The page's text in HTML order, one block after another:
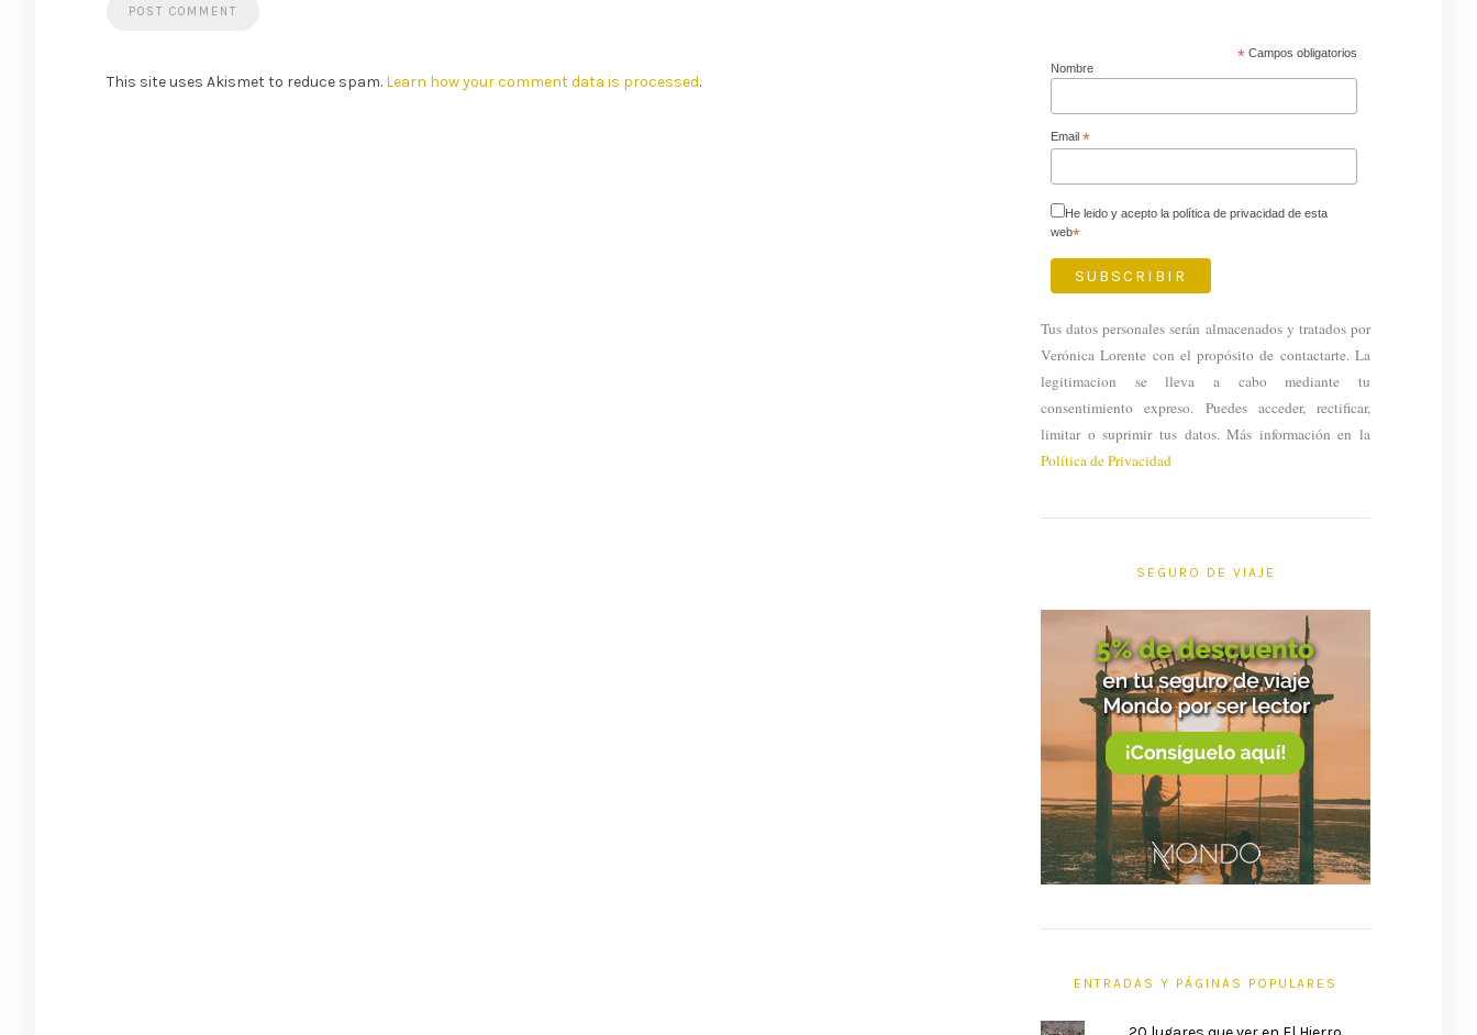
This site uses Akismet to reduce spam. Learn how your comment data is processed.
* Campos obligatorios
Nombre
Email *
He leido y acepto la política de privacidad de esta
web*
Tus datos personales serán almacenados y tratados por
Verónica Lorente con el propósito de contactarte. La
legitimacion se lleva a cabo mediante tu
consentimiento expreso. Puedes acceder, rectificar,
limitar o suprimir tus datos. Más información en la
Política de Privacidad
SEGURO DE VIAJE
ENTRADAS Y PÁGINAS POPULARES